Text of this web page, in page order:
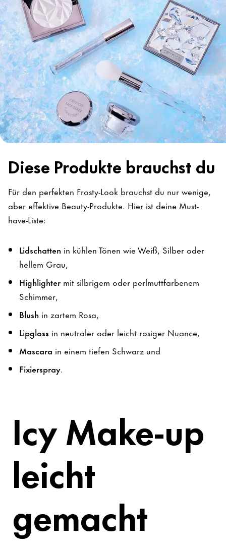
Diese Produkte brauchst du
Für den perfekten Frosty-Look brauchst du nur wenige,
aber effektive Beauty-Produkte. Hier ist deine Must-
have-Liste:
Lidschatten in kühlen Tönen wie Weiß, Silber oder
hellem Grau,
Highlightermit silbrigem oder perlmuttfarbenem
Schimmer,
Blush in zartem Rosa,
Lipgloss in neutraler oder leicht rosiger Nuance,
Mascara in einem tiefen Schwarz und
Fixierspray.
Icy Make-up
leicht
gemacht